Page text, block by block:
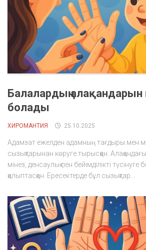
Балалардың алақандарын
болады
ХИРОМАНТИЯ 25.10.2025
Адамзат ежелден адамның тағдыры мен
сызықтарынан көруге тырысқан.
мінез, денсаулық пен бейімділікті
қалыптасқан. Ересектерде бұл сызықтар...